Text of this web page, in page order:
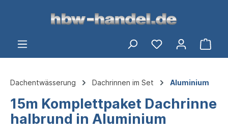
springen
Dachentwässerung Dachrinnen im Set Aluminium
15m Komplettpaket Dachrinne
halbrund in Aluminium